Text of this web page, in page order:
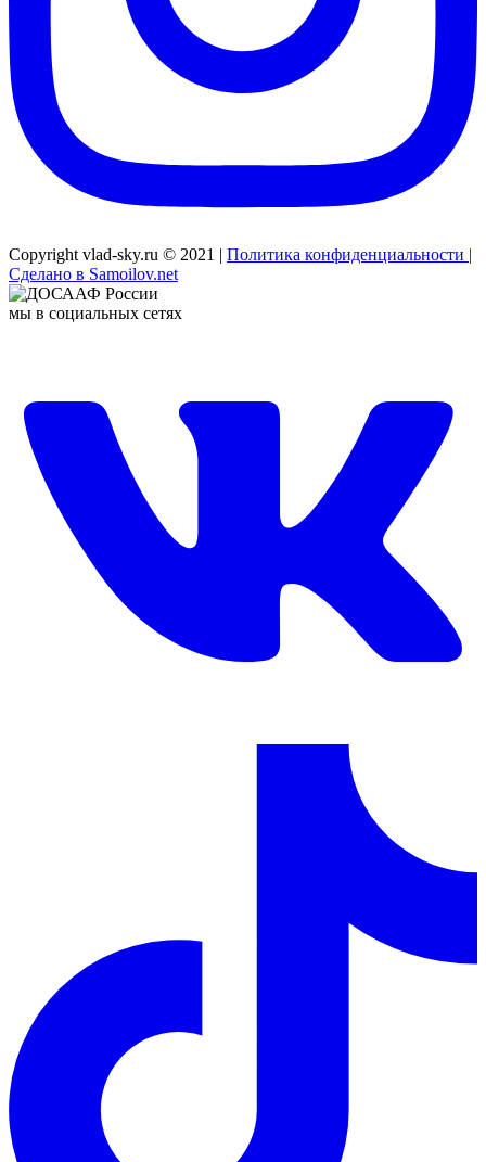
Copyright vlad-sky.ru © 2021 | Политика конфиденциальности |
Сделано в Samoilov.net
мы в социальных сетях